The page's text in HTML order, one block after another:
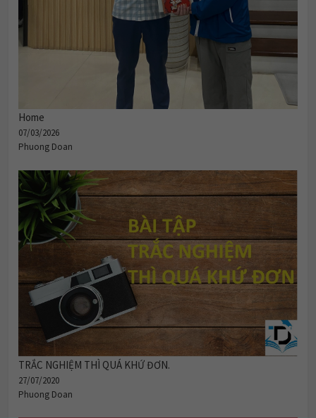
Home
07/03/2026
Phuong Doan
TRẮC NGHIỆM THÌ QUÁ KHỨ ĐƠN.
27/07/2020
Phuong Doan